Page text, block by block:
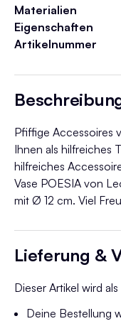
Materialien
Eigenschaften
Artikelnummer
Pfiffige Accessoires
Ihnen als hilfreiches
hilfreiches
Vase POESIA von
mit Ø 12 cm. Viel
Lieferung &
Dieser Artikel wird als
Deine Bestellung